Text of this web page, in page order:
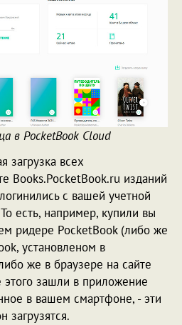
в PocketBook Cloud
загрузка всех
Books.PocketBook.ru изданий
с вашей учетной
есть, например, купили вы
ридере PocketBook (либо же
установленом в
же в браузере на сайте
зашли в приложение
в вашем смартфоне, - эти
загрузятся.